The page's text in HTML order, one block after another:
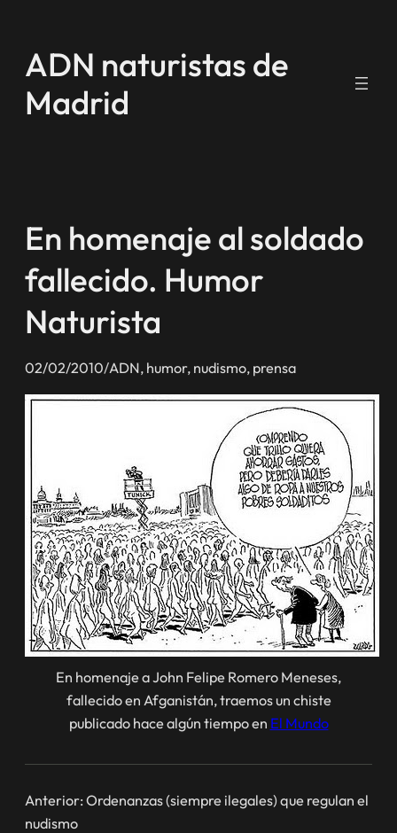
contenido
ADN naturistas de
Madrid
En homenaje al soldado
fallecido. Humor
Naturista
02/02/2010/ADN, humor, nudismo, prensa
En homenaje a John Felipe Romero Meneses,
fallecido en Afganistán, traemos un chiste
publicado hace algún tiempo en El Mundo
Anterior: Ordenanzas (siempre ilegales) que regulan el
nudismo